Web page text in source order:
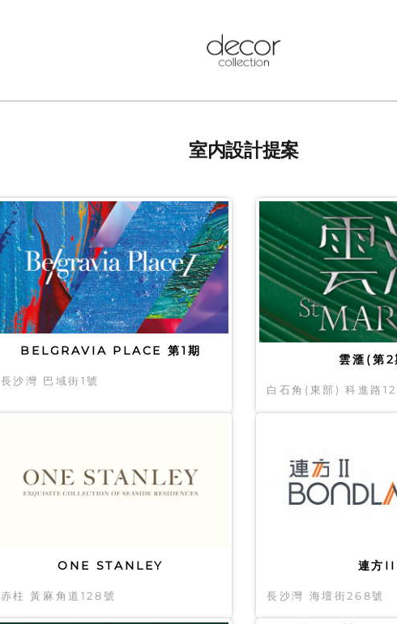
室内設計提案
BELGRAVIA PLACE 第1期
長沙灣 巴域街1號
雲滙(第2
白石角(東部) 科進路12
ONE STANLEY
赤柱 黃麻角道128號
連方II
長沙灣 海壇街268號